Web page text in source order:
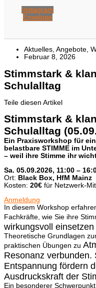
Instagram
Envelope
Aktuelles, Angebote,
Februar 8, 2026
Stimmstark &
Schulalltag
Teile diesen Artikel
Stimmstark &
Schulalltag
Ein Praxisworkshop für
belastbare STIMME im
– weil ihre Stimme ihr
Sa. 05.09.2026, 11:00 –
Ort: Black Box, HfM Mainz
Kosten: 20€ für Netzwerk-
Anmeldung
In diesem Workshop
Fachkräfte, wie Sie ihre
wirkungsvoll einsetzen
Theoretische Grundlagen
praktischen Übungen zu
Resonanz verbunden.
Entspannung fördern
Ausdruckskraft der
Ein besonderer